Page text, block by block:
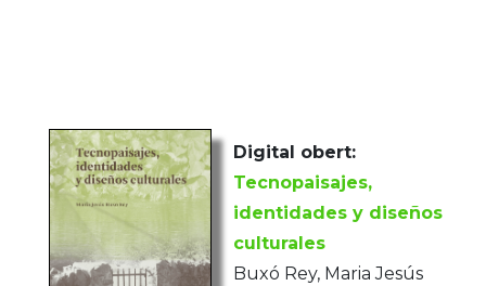
Digital obert:
Tecnopaisajes,
identidades y diseños
culturales
Buxó Rey, Maria Jesús